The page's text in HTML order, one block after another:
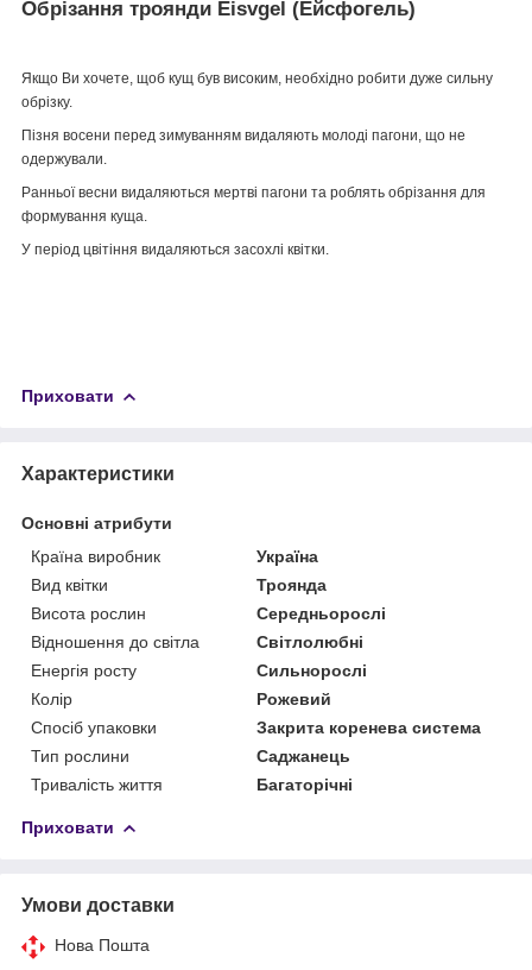
Обрізання троянди Eisvgel (Ейсфогель)
Якщо Ви хочете, щоб кущ був високим, необхідно робити дуже сильну
обрізку.
Пізня восени перед зимуванням видаляють молоді пагони, що не
одержували.
Ранньої весни видаляються мертві пагони та роблять обрізання для
формування куща.
У період цвітіння видаляються засохлі квітки.
Приховати
Характеристики
Основні атрибути
Країна виробник
Україна
Вид квітки
Троянда
Висота рослин
Середньорослі
Відношення до світла
Світлолюбні
Енергія росту
Сильнорослі
Колір
Рожевий
Спосіб упаковки
Закрита коренева система
Тип рослини
Саджанець
Тривалість життя
Багаторічні
Приховати
Умови доставки
Нова Пошта